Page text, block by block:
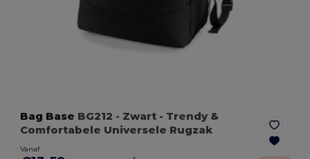
Bag Base BG212 - Zwart - Trendy &
Comfortabele Universele Rugzak
Vanaf